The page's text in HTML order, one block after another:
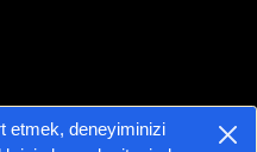
etmek, deneyiminizi